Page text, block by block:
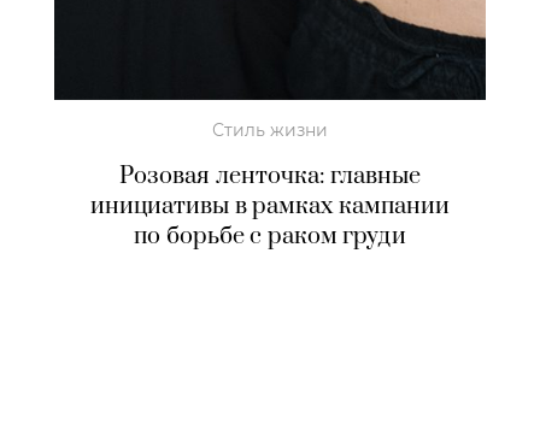
Стиль жизни
Розовая ленточка: главные
инициативы в рамках кампании
по борьбе с раком груди